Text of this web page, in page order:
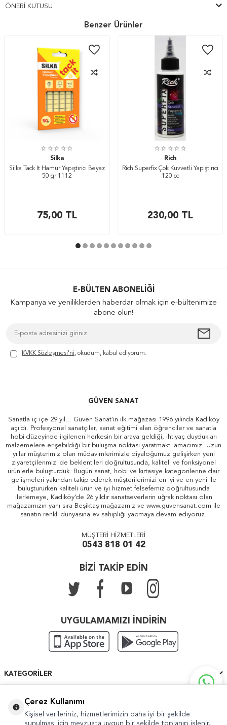
ÖNERI KUTUSU
Benzer Ürünler
Silka
Silka Tack It Hamur Yapıştırıcı Beyaz
50 gr 1112
75,00TL
Rich
Rich Superfix Çok Kuvvetli Yapıştırıcı
120 cc
230,00TL
E-BÜLTEN ABONELIĞI
Kampanya ve yeniliklerden haberdar olmak için e-bültenimize
abone olun!
KVKK Sözleşmesi'ni, okudum, kabul ediyorum.
GÜVEN SANAT
Sanatla iç içe 29 yıl... Güven Sanat'ın ilk mağazası 1996 yılında Kadıköy
açıldı. Profesyonel sanatçılar, sanat eğitimi alan öğrenciler ve sanatla
hobi düzeyinde ilgilenen herkesin bir araya geldiği, ihtiyaç duydukları
malzemelere erişebildiği bir buluşma noktası yaratmaktı amacımız. Uzun
yıllar müşterimiz olan müdavimlerimizle diyaloğumuz gelişirken yeni
ziyaretçilerimizi de beklentileri doğrultusunda, kaliteli ve fonksiyonel
ürünlerle buluşturduk. Bugün sanat, hobi ve kırtasiye kategorilerine dair
gelişmeleri yakından takip ederek müşterilerimizi en iyi ve en yeni ile
buluştururken kaliteli ürün ve iyi hizmet felsefemiz doğrultusunda
ilerlemeye, Kadıköy'de 26 yıldır sanatseverlerin uğrak noktası olan
mağazamızın yanı sıra Beşiktaş mağazamız ve www.guvensanat.com ile
sanatın renkli dünyasına ev sahipliği yapmaya devam ediyoruz.
MÜŞTERİ HİZMETLERİ
0543 818 01 42
BİZİ TAKİP EDİN
UYGULAMAMIZI İNDİRİN
KATEGORILER
HIZLI ERIŞIM
Çerez Kullanımı
Kişisel verileriniz, hizmetlerimizin daha iyi bir şekilde
sunulması için mevzuata uygun bir şekilde toplanıp işlenir.